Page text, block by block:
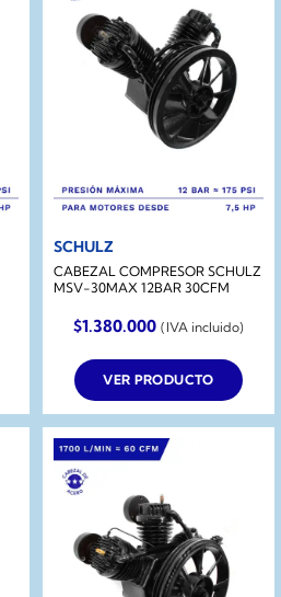
SCHULZ
CABEZAL COMPRESOR SCHULZ
MSV-30MAX 12BAR 30CFM
$1.380.000 (IVA incluido)
VER PRODUCTO